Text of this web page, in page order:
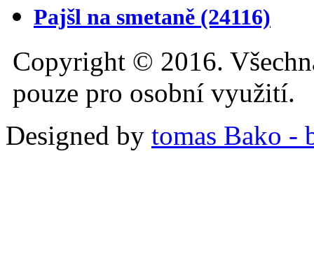
Pajšl na smetaně (24116)
Copyright © 2016.
pouze pro osobní využití.
Designed by tomas Bako -